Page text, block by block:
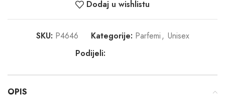
Dodaj u wishlistu
SKU: P4646 Kategorije: Parfemi, Unisex
Podijeli:
OPIS